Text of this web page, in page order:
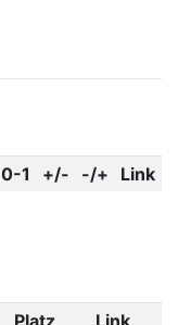
0-1 +/- -/+ Link
Platz Link